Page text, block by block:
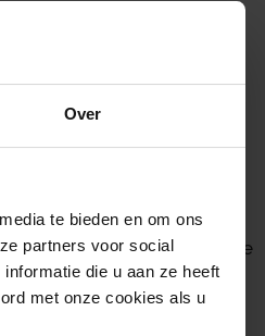
Over
te bieden en om ons
partners voor social
die u aan ze heeft
met onze cookies als u
met 31 juli 2025). Volgens
huishoudens) in die periode